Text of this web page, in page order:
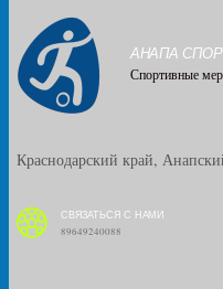
АНАПА
Спортивные
Краснодарский край,
СВЯЗАТЬСЯ С НАМИ
89649240088